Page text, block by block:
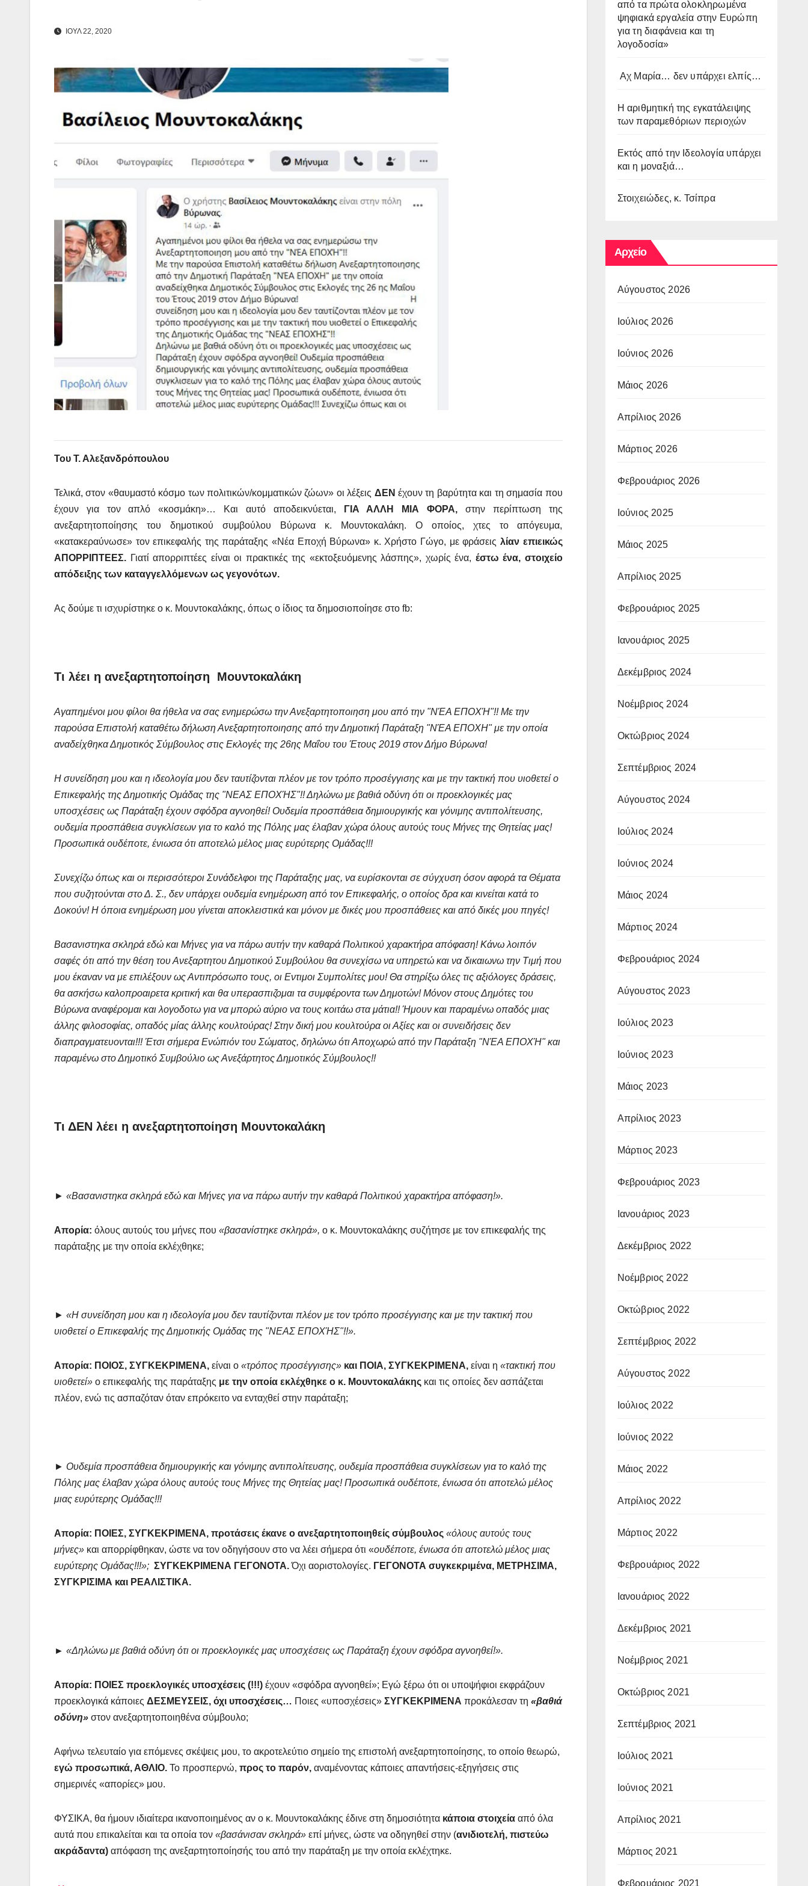
ΙΟΥΛ 22, 2020
Του Τ. Αλεξανδρόπουλου
Τελικά, στον «θαυμαστό κόσμο των πολιτικών/κομματικών ζώων» οι λέξεις ΔΕΝέχουν τη βαρύτητα και τη σημασία που
έχουν για τον απλό «κοσμάκη»… Και αυτό αποδεικνύεται,
ΓΙΑ ΑΛΛΗ ΜΙΑ ΦΟΡΑ, στην περίπτωση της
ανεξαρτητοποίησης του δημοτικού συμβούλου Βύρωνα κ. Μουντοκαλάκη. Ο οποίος, χτες το απόγευμα,
«κατακεραύνωσε» τον επικεφαλής της παράταξης «Νέα Εποχή Βύρωνα» κ. Χρήστο Γώγο, με φράσεις λίαν επιεικώς
ΑΠΟΡΡΙΠΤΕΕΣ. Γιατί απορριπτέες είναι οι πρακτικές της «εκτοξευόμενης λάσπης», χωρίς ένα, έστω ένα, στοιχείο
απόδειξης των καταγγελλόμενων ως γεγονότων.
Ας δούμε τι ισχυρίστηκε ο κ. Μουντοκαλάκης, όπως ο ίδιος τα δημοσιοποίησε στο fb:
Τι λέει η ανεξαρτητοποίηση Μουντοκαλάκη
Αγαπημένοι μου φίλοι θα ήθελα να σας ενημερώσω την Ανεξαρτητοποιηση μου από την "ΝΈΑ ΕΠΟΧΉ"!! Με την
παρούσα Επιστολή καταθέτω δήλωση Ανεξαρτητοποιησης από την Δημοτική Παράταξη "ΝΈΑ ΕΠΟΧΗ" με την οποία
αναδείχθηκα Δημοτικός Σύμβουλος στις Εκλογές της 26ης Μαΐου του Έτους 2019 στον Δήμο Βύρωνα!
Η συνείδηση μου και η ιδεολογία μου δεν ταυτίζονται πλέον με τον τρόπο προσέγγισης και με την τακτική που υιοθετεί ο
Επικεφαλής της Δημοτικής Ομάδας της "ΝΕΑΣ ΕΠΟΧΉΣ"!! Δηλώνω με βαθιά οδύνη ότι οι προεκλογικές μας
υποσχέσεις ως Παράταξη έχουν σφόδρα αγνοηθεί! Ουδεμία προσπάθεια δημιουργικής και γόνιμης αντιπολίτευσης,
ουδεμία προσπάθεια συγκλίσεων για το καλό της Πόλης μας έλαβαν χώρα όλους αυτούς τους Μήνες της Θητείας μας!
Προσωπικά ουδέποτε, ένιωσα ότι αποτελώ μέλος μιας ευρύτερης Ομάδας!!!
Συνεχίζω όπως και οι περισσότεροι Συνάδελφοι της Παράταξης μας, να ευρίσκονται σε σύγχυση όσον αφορά τα Θέματα
που συζητούνται στο Δ. Σ., δεν υπάρχει ουδεμία ενημέρωση από τον Επικεφαλής, ο οποίος δρα και κινείται κατά το
Δοκούν! Η όποια ενημέρωση μου γίνεται αποκλειστικά και μόνον με δικές μου προσπάθειες και από δικές μου πηγές!
Βασανιστηκα σκληρά εδώ και Μήνες για να πάρω αυτήν την καθαρά Πολιτικού χαρακτήρα απόφαση! Κάνω λοιπόν
σαφές ότι από την θέση του Ανεξαρτητου Δημοτικού Συμβούλου θα συνεχίσω να υπηρετώ και να δικαιωνω την Τιμή που
μου έκαναν να με επιλέξουν ως Αντιπρόσωπο τους, οι Εντιμοι Συμπολίτες μου! Θα στηρίξω όλες τις αξιόλογες δράσεις,
θα ασκήσω καλοπροαιρετα κριτική και θα υπερασπιζομαι τα συμφέροντα των Δημοτών! Μόνον στους Δημότες του
Βύρωνα αναφέρομαι και λογοδοτω για να μπορώ αύριο να τους κοιτάω στα μάτια!! Ήμουν και παραμένω οπαδός μιας
άλλης φιλοσοφίας, οπαδός μίας άλλης κουλτούρας! Στην δική μου κουλτούρα οι Αξίες και οι συνειδήσεις δεν
διαπραγματευονται!!! Έτσι σήμερα Ενώπιόν του Σώματος, δηλώνω ότι Αποχωρώ από την Παράταξη "ΝΈΑ ΕΠΟΧΉ" και
παραμένω στο Δημοτικό Συμβούλιο ως Ανεξάρτητος Δημοτικός Σύμβουλος!!
Τι ΔΕΝ λέει η ανεξαρτητοποίηση Μουντοκαλάκη
► «Βασανιστηκα σκληρά εδώ και Μήνες για να πάρω αυτήν την καθαρά Πολιτικού χαρακτήρα απόφαση!».
Απορία: όλους αυτούς του μήνες που «βασανίστηκε σκληρά», ο κ. Μουντοκαλάκης συζήτησε με τον επικεφαλής της
παράταξης με την οποία εκλέχθηκε;
► «Η συνείδηση μου και η ιδεολογία μου δεν ταυτίζονται πλέον με τον τρόπο προσέγγισης και με την τακτική που
υιοθετεί ο Επικεφαλής της Δημοτικής Ομάδας της "ΝΕΑΣ ΕΠΟΧΉΣ"!!».
Απορία: ΠΟΙΟΣ, ΣΥΓΚΕΚΡΙΜΕΝΑ, είναι ο «τρόπος προσέγγισης» και ΠΟΙΑ, ΣΥΓΚΕΚΡΙΜΕΝΑ, είναι η «τακτική που
υιοθετεί» ο επικεφαλής της παράταξης με την οποία εκλέχθηκε ο κ. Μουντοκαλάκης και τις οποίες δεν ασπάζεται
πλέον, ενώ τις ασπαζόταν όταν επρόκειτο να ενταχθεί στην παράταξη;
► Ουδεμία προσπάθεια δημιουργικής και γόνιμης αντιπολίτευσης, ουδεμία προσπάθεια συγκλίσεων για το καλό της
Πόλης μας έλαβαν χώρα όλους αυτούς τους Μήνες της Θητείας μας! Προσωπικά ουδέποτε, ένιωσα ότι αποτελώ μέλος
μιας ευρύτερης Ομάδας!!!
Απορία: ΠΟΙΕΣ, ΣΥΓΚΕΚΡΙΜΕΝΑ, προτάσεις έκανε ο ανεξαρτητοποιηθείς σύμβουλος «όλους αυτούς τους
μήνες» και απορρίφθηκαν, ώστε να τον οδηγήσουν στο να λέει σήμερα ότι «ουδέποτε, ένιωσα ότι αποτελώ μέλος μιας
ευρύτερης Ομάδας!!!»; ΣΥΓΚΕΚΡΙΜΕΝΑ ΓΕΓΟΝΟΤΑ.Όχι αοριστολογίες. ΓΕΓΟΝΟΤΑ συγκεκριμένα, ΜΕΤΡΗΣΙΜΑ,
ΣΥΓΚΡΙΣΙΜΑ και ΡΕΑΛΙΣΤΙΚΑ.
► «Δηλώνω με βαθιά οδύνη ότι οι προεκλογικές μας υποσχέσεις ως Παράταξη έχουν σφόδρα αγνοηθεί!».
Απορία: ΠΟΙΕΣ προεκλογικές υποσχέσεις (!!!) έχουν «σφόδρα αγνοηθεί»; Εγώ ξέρω ότι οι υποψήφιοι εκφράζουν
προεκλογικά κάποιες ΔΕΣΜΕΥΣΕΙΣ, όχι υποσχέσεις… Ποιες «υποσχέσεις» ΣΥΓΚΕΚΡΙΜΕΝΑ προκάλεσαν τη «βαθιά
οδύνη» στον ανεξαρτητοποιηθένα σύμβουλο;
Αφήνω τελευταίο για επόμενες σκέψεις μου, το ακροτελεύτιο σημείο της επιστολή ανεξαρτητοποίησης, το οποίο θεωρώ,
εγώ προσωπικά, ΑΘΛΙΟ. Το προσπερνώ, προς το παρόν, αναμένοντας κάποιες απαντήσεις-εξηγήσεις στις
σημερινές «απορίες» μου.
ΦΥΣΙΚΑ, θα ήμουν ιδιαίτερα ικανοποιημένος αν ο κ. Μουντοκαλάκης έδινε στη δημοσιότητα κάποια στοιχεία από όλα
αυτά που επικαλείται και τα οποία τον «βασάνισαν σκληρά» επί μήνες, ώστε να οδηγηθεί στην (ανιδιοτελή, πιστεύω
ακράδαντα) απόφαση της ανεξαρτητοποίησής του από την παράταξη με την οποία εκλέχτηκε.
από τα πρώτα ολοκληρωμένα
ψηφιακά εργαλεία στην Ευρώπη
για τη διαφάνεια και τη
λογοδοσία»
Αχ Μαρία… δεν υπάρχει ελπίς…
Η αριθμητική της εγκατάλειψης
των παραμεθόριων περιοχών
Εκτός από την Ιδεολογία υπάρχει
και η μοναξιά…
Στοιχειώδες, κ. Τσίπρα
Αρχείο
Αύγουστος 2026
Ιούλιος 2026
Ιούνιος 2026
Μάιος 2026
Απρίλιος 2026
Μάρτιος 2026
Φεβρουάριος 2026
Ιούνιος 2025
Μάιος 2025
Απρίλιος 2025
Φεβρουάριος 2025
Ιανουάριος 2025
Δεκέμβριος 2024
Νοέμβριος 2024
Οκτώβριος 2024
Σεπτέμβριος 2024
Αύγουστος 2024
Ιούλιος 2024
Ιούνιος 2024
Μάιος 2024
Μάρτιος 2024
Φεβρουάριος 2024
Αύγουστος 2023
Ιούλιος 2023
Ιούνιος 2023
Μάιος 2023
Απρίλιος 2023
Μάρτιος 2023
Φεβρουάριος 2023
Ιανουάριος 2023
Δεκέμβριος 2022
Νοέμβριος 2022
Οκτώβριος 2022
Σεπτέμβριος 2022
Αύγουστος 2022
Ιούλιος 2022
Ιούνιος 2022
Μάιος 2022
Απρίλιος 2022
Μάρτιος 2022
Φεβρουάριος 2022
Ιανουάριος 2022
Δεκέμβριος 2021
Νοέμβριος 2021
Οκτώβριος 2021
Σεπτέμβριος 2021
Ιούλιος 2021
Ιούνιος 2021
Απρίλιος 2021
Μάρτιος 2021
Φεβρουάριος 2021